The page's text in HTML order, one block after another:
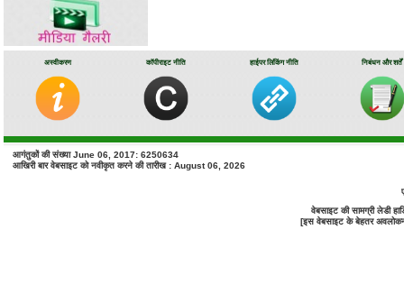
अस्वीकरण कॉपीराइट नीति हाईपर लिंकिंग नीति निबंधन और शर्तें
आगंतुकों की संख्या June 06, 2017: 6250634
आखिरी बार वेबसाइट को नवीकृत करने की तारीख : August 06, 2026
वेबसाइट की सामग्री लेडी
[इस वेबसाइट के बेहतर